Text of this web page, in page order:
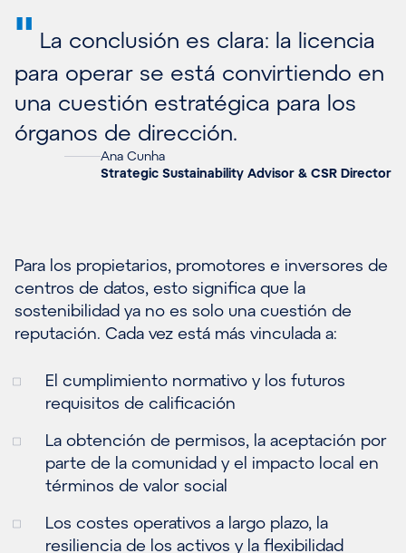
" La conclusión es clara: la licencia
para operar se está convirtiendo en
una cuestión estratégica para los
órganos de dirección.
Ana Cunha
Strategic Sustainability Advisor & CSR Director
Para los propietarios, promotores e inversores de
centros de datos, esto significa que la
sostenibilidad ya no es solo una cuestión de
reputación. Cada vez está más vinculada a:
El cumplimiento normativo y los futuros
requisitos de calificación
La obtención de permisos, la aceptación por
parte de la comunidad y el impacto local en
términos de valor social
Los costes operativos a largo plazo, la
resiliencia de los activos y la flexibilidad